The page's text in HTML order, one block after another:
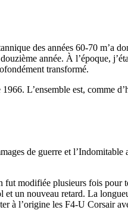
des années 60-70 m’a
année. À l’époque,
transformé.
L’ensemble est, comme
de guerre et l’Indomitable
modifiée plusieurs fois pour
un nouveau retard. La
à l’origine les F4-U Corsair